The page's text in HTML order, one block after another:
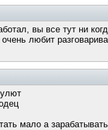
вы все тут ни
любит
мало а